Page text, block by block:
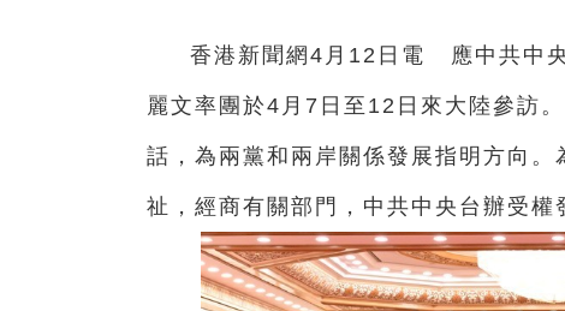
香港新聞網4月12日電 應中共中
麗文率團於4月7日至12日來大陸參訪
話，為兩黨和兩岸關係發展指明方向
祉，經商有關部門，中共中央台辦受權